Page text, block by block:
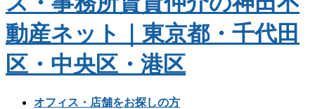
オフィス・店舗をお探しの方